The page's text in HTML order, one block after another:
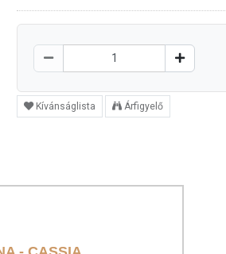
Kívánságlista Árfigyelő